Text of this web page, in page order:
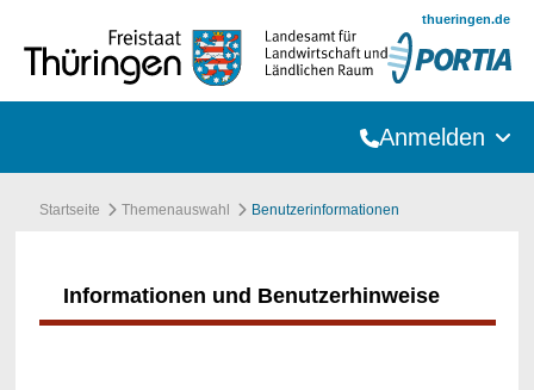
thueringen.de
Anmelden
Startseite Themenauswahl Benutzerinformationen
Informationen und Benutzerhinweise